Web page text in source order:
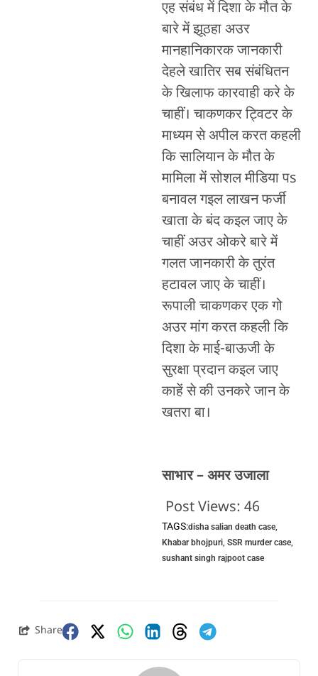
एह संबंध में दिशा के मौत के
बारे में झूठहा अउर
मानहानिकारक जानकारी
देहले खातिर सब संबंधितन
के खिलाफ कारवाही करे के
चाहीं। चाकणकर ट्विटर के
माध्यम से अपील करत कहली
कि सालियान के मौत के
मामिला में सोशल मीडिया पs
बनावल गइल लाखन फर्जी
खाता के बंद कइल जाए के
चाहीं अउर ओकरे बारे में
गलत जानकारी के तुरंत
हटावल जाए के चाहीं।
रूपाली चाकणकर एक गो
अउर मांग करत कहली कि
दिशा के माई-बाऊजी के
सुरक्षा प्रदान कइल जाए
काहें से की उनकरे जान के
खतरा बा।
साभार – अमर उजाला
Post Views: 46
TAGS:disha salian death case,
Khabar bhojpuri, SSR murder case,
sushant singh rajpoot case
Share